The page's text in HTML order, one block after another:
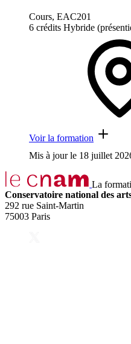
Cours, EAC201
6 crédits Hybride
Voir la formation
Mis à jour le 18 juillet
La
Conservatoire national des
292 rue Saint-Martin
75003 Paris